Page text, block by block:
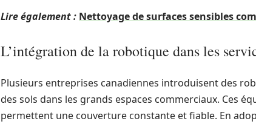
Lire également : Nettoyage de surfaces sensibles
L’intégration de la robotique dans les
Plusieurs entreprises canadiennes introduisent des
des sols dans les grands espaces commerciaux. Ces
permettent une couverture constante et fiable. En